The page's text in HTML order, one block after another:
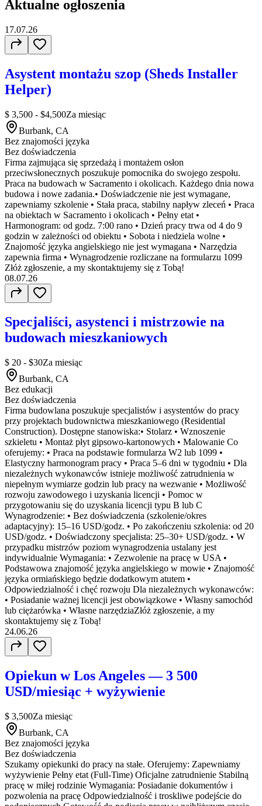
Aktualne ogłoszenia
17.07.26
Asystent montażu szop (Sheds Installer
Helper)
$ 3,500 - $4,500Za miesiąc
Burbank, CA
Bez znajomości języka
Bez doświadczenia
Firma zajmująca się sprzedażą i montażem osłon
przeciwsłonecznych poszukuje pomocnika do swojego zespołu.
Praca na budowach w Sacramento i okolicach. Każdego dnia nowa
budowa i nowe zadania.• Doświadczenie nie jest wymagane,
zapewniamy szkolenie • Stała praca, stabilny napływ zleceń • Praca
na obiektach w Sacramento i okolicach • Pełny etat •
Harmonogram: od godz. 7:00 rano • Dzień pracy trwa od 4 do 9
godzin w zależności od obiektu • Sobota i niedziela wolne •
Znajomość języka angielskiego nie jest wymagana • Narzędzia
zapewnia firma • Wynagrodzenie rozliczane na formularzu 1099
Złóż zgłoszenie, a my skontaktujemy się z Tobą!
08.07.26
Specjaliści, asystenci i mistrzowie na
budowach mieszkaniowych
$ 20 - $30Za miesiąc
Burbank, CA
Bez edukacji
Bez doświadczenia
Firma budowlana poszukuje specjalistów i asystentów do pracy
przy projektach budownictwa mieszkaniowego (Residential
Construction). Dostępne stanowiska:• Stolarz • Wznoszenie
szkieletu • Montaż płyt gipsowo-kartonowych • Malowanie Co
oferujemy: • Praca na podstawie formularza W2 lub 1099 •
Elastyczny harmonogram pracy • Praca 5–6 dni w tygodniu • Dla
niezależnych wykonawców istnieje możliwość zatrudnienia w
niepełnym wymiarze godzin lub pracy na wezwanie • Możliwość
rozwoju zawodowego i uzyskania licencji • Pomoc w
przygotowaniu się do uzyskania licencji typu B lub C
Wynagrodzenie: • Bez doświadczenia (szkolenie/okres
adaptacyjny): 15–16 USD/godz. • Po zakończeniu szkolenia: od 20
USD/godz. • Doświadczony specjalista: 25–30+ USD/godz. • W
przypadku mistrzów poziom wynagrodzenia ustalany jest
indywidualnie Wymagania: • Zezwolenie na pracę w USA •
Podstawowa znajomość języka angielskiego w mowie • Znajomość
języka ormiańskiego będzie dodatkowym atutem •
Odpowiedzialność i chęć rozwoju Dla niezależnych wykonawców:
• Posiadanie ważnej licencji jest obowiązkowe • Własny samochód
lub ciężarówka • Własne narzędziaZłóż zgłoszenie, a my
skontaktujemy się z Tobą!
24.06.26
Opiekun w Los Angeles — 3 500
USD/miesiąc + wyżywienie
$ 3,500Za miesiąc
Burbank, CA
Bez znajomości języka
Bez doświadczenia
Szukamy opiekunki do pracy na stałe. Oferujemy: Zapewniamy
wyżywienie Pełny etat (Full-Time) Oficjalne zatrudnienie Stabilną
pracę w miłej rodzinie Wymagania: Posiadanie dokumentów i
pozwolenia na pracę Odpowiedzialność i troskliwe podejście do